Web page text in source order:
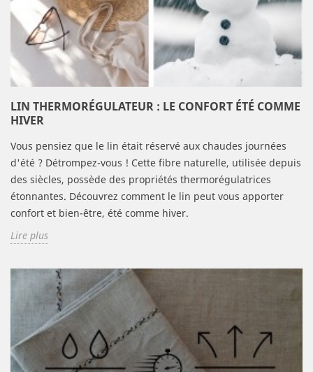
LIN THERMORÉGULATEUR : LE CONFORT ÉTÉ COMME
HIVER
Vous pensiez que le lin était réservé aux chaudes journées
d'été ? Détrompez-vous ! Cette fibre naturelle, utilisée depuis
des siècles, possède des propriétés thermorégulatrices
étonnantes. Découvrez comment le lin peut vous apporter
confort et bien-être, été comme hiver.
Lire plus